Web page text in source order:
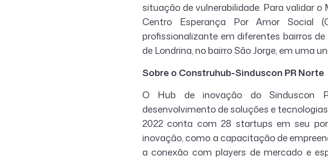
situação de vulnerabilidade. Para validar
Centro Esperança Por Amor Social
profissionalizante em diferentes bairros
de Londrina, no bairro São Jorge, em uma
Sobre o Construhub-Sinduscon PR Norte
O Hub de inovação do Sinduscon
desenvolvimento de soluções e
2022 conta com 28 startups em seu
inovação, como a capacitação de
a conexão com players de mercado e